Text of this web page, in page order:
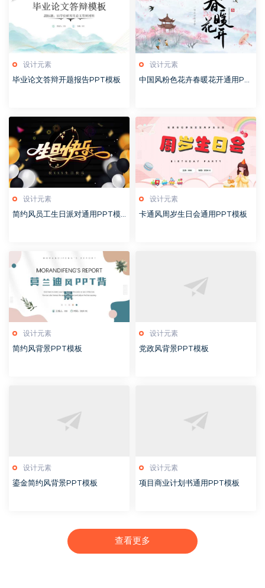
设计元素
毕业论文答辩开题报告PPT模板
设计元素
中国风粉色花卉春暖花开通用PP
设计元素
简约风员工生日派对通用PPT模
设计元素
卡通风周岁生日会通用PPT模板
设计元素
简约风背景PPT模板
设计元素
党政风背景PPT模板
设计元素
鎏金简约风背景PPT模板
设计元素
项目商业计划书通用PPT模板
查看更多